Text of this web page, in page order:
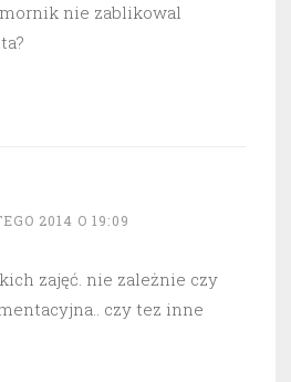
nie zablikowal
2014 O 19:09
zajęć. nie zależnie czy
czy tez inne